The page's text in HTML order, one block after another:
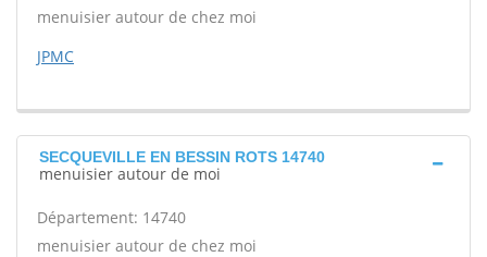
menuisier autour de chez moi
JPMC
SECQUEVILLE EN BESSIN ROTS 14740
menuisier autour de moi
Département: 14740
menuisier autour de chez moi